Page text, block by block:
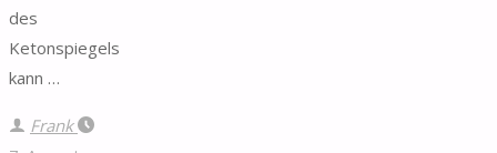
des
Ketonspiegels
kann …
Frank